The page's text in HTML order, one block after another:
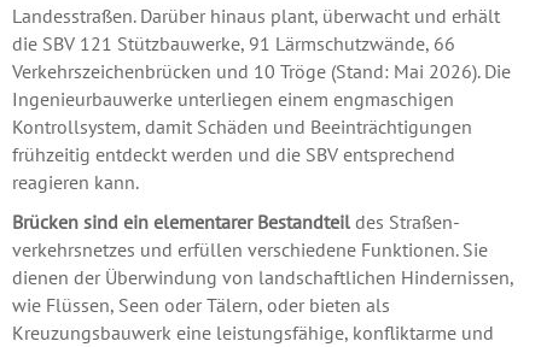
Landesstraßen. Darüber hinaus plant, überwacht und erhält
die SBV 121 Stützbauwerke, 91 Lärmschutzwände, 66
Verkehrszeichenbrücken und 10 Tröge (Stand: Mai 2026). Die
Ingenieurbauwerke unterliegen einem engmaschigen
Kontrollsystem, damit Schäden und Beeinträchtigungen
frühzeitig entdeckt werden und die SBV entsprechend
reagieren kann.
Brücken sind ein elementarer Bestandteil des Straßen­
verkehrsnetzes und erfüllen verschiedene Funktionen. Sie
dienen der Überwindung von landschaftlichen Hindernissen,
wie Flüssen, Seen oder Tälern, oder bieten als
Kreuzungsbauwerk eine leistungsfähige, konfliktarme und